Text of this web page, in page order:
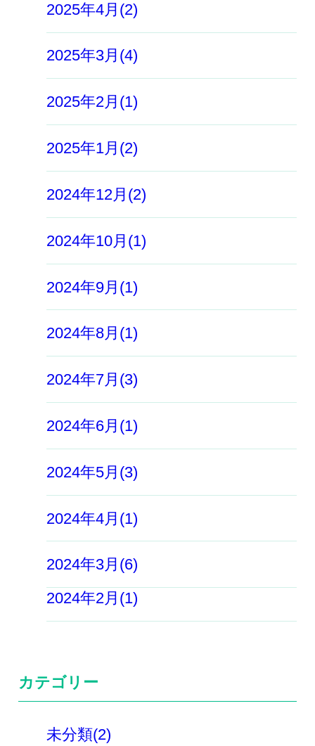
2025年4月(2)
2025年3月(4)
2025年2月(1)
2025年1月(2)
2024年12月(2)
2024年10月(1)
2024年9月(1)
2024年8月(1)
2024年7月(3)
2024年6月(1)
2024年5月(3)
2024年4月(1)
2024年3月(6)
2024年2月(1)
カテゴリー
未分類(2)